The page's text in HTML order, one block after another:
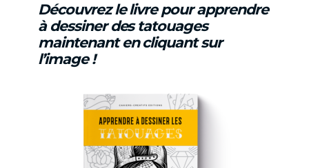
Découvrez le livre pour apprendre
à dessiner des tatouages
maintenant en cliquant sur
l’image !